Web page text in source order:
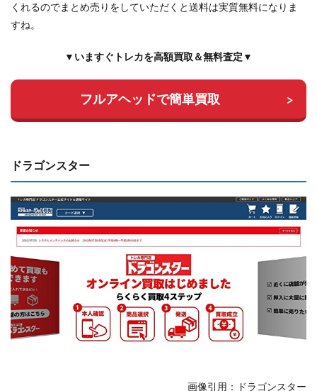
くれるのでまとめ売りをしていただくと送料は実質無料になりま
すね。
▼いますぐトレカを高額買取＆無料査定▼
フルアヘッドで簡単買取
ドラゴンスター
画像引用：ドラゴンスター